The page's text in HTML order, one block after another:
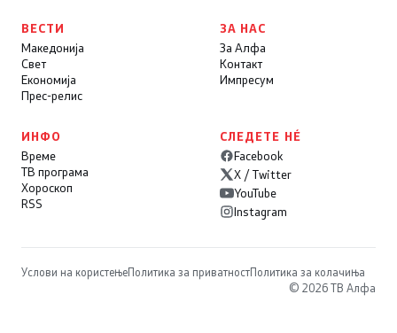
ВЕСТИ
Македонија
Свет
Економија
Прес-релис
ЗА НАС
За Алфа
Контакт
Импресум
ИНФО
Време
ТВ програма
Хороскоп
RSS
СЛЕДЕТЕ НÉ
Facebook
X / Twitter
YouTube
Instagram
Услови на користењеПолитика за приватностПолитика за колачиња
© 2026 ТВ Алфа